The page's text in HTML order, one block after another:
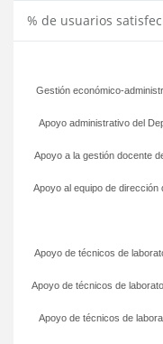
% de usuarios
Apoyo de técnicos de
Apoyo de técnicos de
Apoyo de técnicos de
Apoyo al equipo de dirección
Apoyo a la gestión docente
Apoyo administrativo del
Gestión económico-